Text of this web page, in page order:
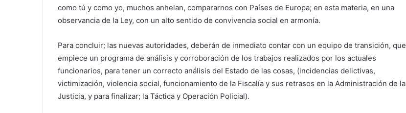
como tú y como yo, muchos anhelan, compararnos con Países de Europa; en esta materia, en una
observancia de la Ley, con un alto sentido de convivencia social en armonía.
Para concluir; las nuevas autoridades, deberán de inmediato contar con un equipo de transición, que
empiece un programa de análisis y corroboración de los trabajos realizados por los actuales
funcionarios, para tener un correcto análisis del Estado de las cosas, (incidencias delictivas,
victimización, violencia social, funcionamiento de la Fiscalía y sus retrasos en la Administración de la
Justicia, y para finalizar; la Táctica y Operación Policial).